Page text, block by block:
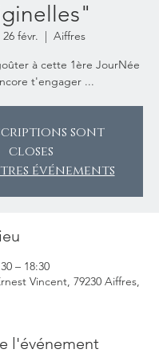
févr.
  |
Aiffres
à cette 1ère JourNée
t'engager ...
sont
closes
événements
– 18:30
Vincent, 79230 Aiffres,
l'événement